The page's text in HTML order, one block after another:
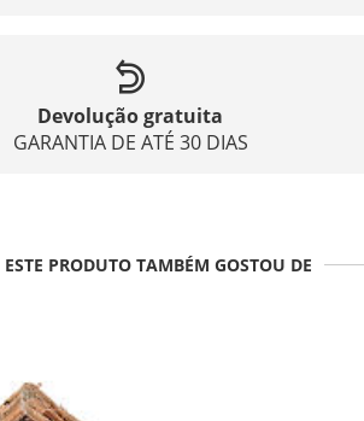
Devolução gratuita
GARANTIA DE ATÉ 30 DIAS
PRODUTO TAMBÉM GOSTOU DE